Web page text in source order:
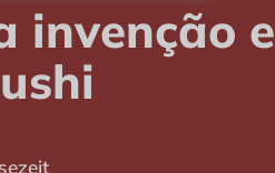
invenção e